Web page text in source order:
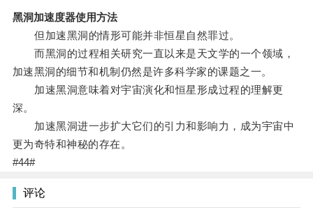
黑洞加速度器使用方法
但加速黑洞的情形可能并非恒星自然罪过。
而黑洞的过程相关研究一直以来是天文学的一个领域，
加速黑洞的细节和机制仍然是许多科学家的课题之一。
加速黑洞意味着对宇宙演化和恒星形成过程的理解更
深。
加速黑洞进一步扩大它们的引力和影响力，成为宇宙中
更为奇特和神秘的存在。
#44#
评论